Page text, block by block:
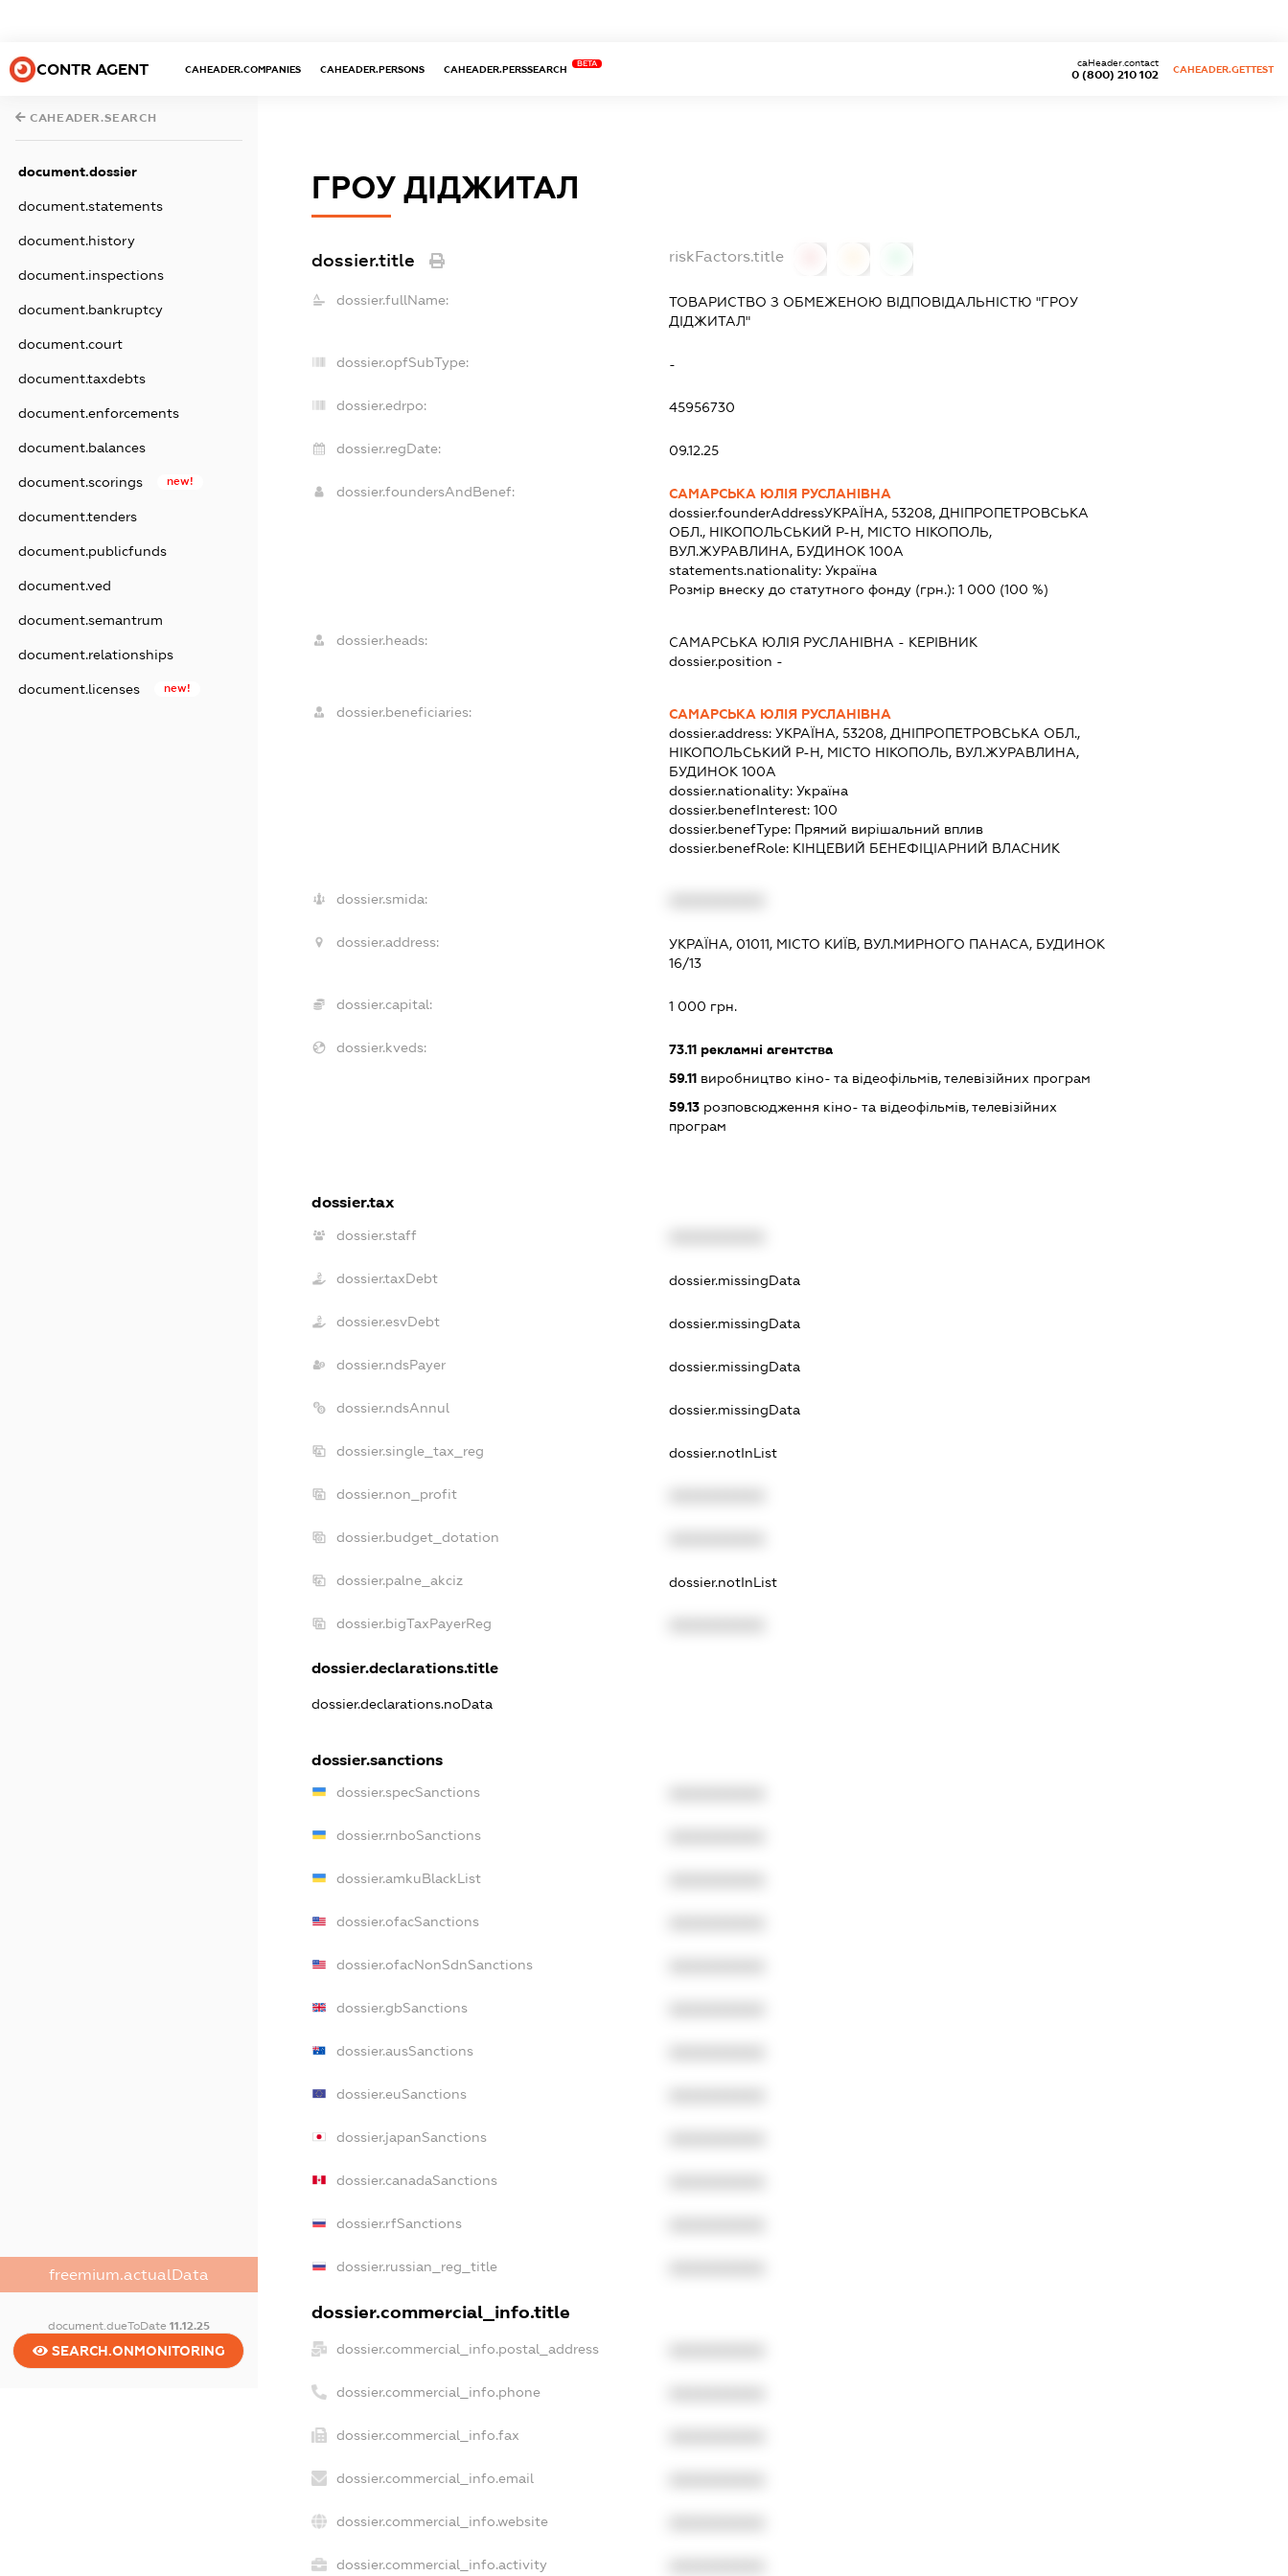
CONTR AGENT CAHEADER.COMPANIES CAHEADER.PERSONS CAHEADER.PERSSEARCH
BETA
0 (800) 210 102
caHeader.contact
CAHEADER.GETTEST
CAHEADER.SEARCH
document.dossier
document.statements
document.history
document.inspections
document.bankruptcy
document.court
document.taxdebts
document.enforcements
document.balances
document.scorings new!
document.tenders
document.publicfunds
document.ved
document.semantrum
document.relationships
document.licenses new!
freemium.actualData
document.dueToDate 11.12.25
SEARCH.ONMONITORING
ГРОУ ДІДЖИТАЛ
dossier.title riskFactors.title
dossier.fullName:
ТОВАРИСТВО З ОБМЕЖЕНОЮ ВІДПОВІДАЛЬНІСТЮ "ГРОУ
ДІДЖИТАЛ"
dossier.opfSubType: -
dossier.edrpo: 45956730
dossier.regDate: 09.12.25
dossier.foundersAndBenef:
САМАРСЬКА ЮЛІЯ РУСЛАНІВНА
dossier.founderAddressУКРАЇНА, 53208, ДНІПРОПЕТРОВСЬКА
ОБЛ., НІКОПОЛЬСЬКИЙ Р-Н, МІСТО НІКОПОЛЬ,
ВУЛ.ЖУРАВЛИНА, БУДИНОК 100А
statements.nationality: Україна
Розмір внеску до статутного фонду (грн.): 1 000 (100 %)
dossier.heads: САМАРСЬКА ЮЛІЯ РУСЛАНІВНА - КЕРІВНИК
dossier.position -
dossier.beneficiaries:
САМАРСЬКА ЮЛІЯ РУСЛАНІВНА
dossier.address: УКРАЇНА, 53208, ДНІПРОПЕТРОВСЬКА ОБЛ.,
НІКОПОЛЬСЬКИЙ Р-Н, МІСТО НІКОПОЛЬ, ВУЛ.ЖУРАВЛИНА,
БУДИНОК 100А
dossier.nationality: Україна
dossier.benefInterest: 100
dossier.benefType: Прямий вирішальний вплив
dossier.benefRole: КІНЦЕВИЙ БЕНЕФІЦІАРНИЙ ВЛАСНИК
dossier.smida:
dossier.address:
УКРАЇНА, 01011, МІСТО КИЇВ, ВУЛ.МИРНОГО ПАНАСА, БУДИНОК
16/13
dossier.capital: 1 000 грн.
dossier.kveds: 73.11рекламні агентства
59.11виробництво кіно- та відеофільмів, телевізійних програм
59.13розповсюдження кіно- та відеофільмів, телевізійних
програм
dossier.tax
dossier.staff
dossier.taxDebt dossier.missingData
dossier.esvDebt dossier.missingData
dossier.ndsPayer dossier.missingData
dossier.ndsAnnul dossier.missingData
dossier.single_tax_reg dossier.notInList
dossier.non_profit
dossier.budget_dotation
dossier.palne_akciz dossier.notInList
dossier.bigTaxPayerReg
dossier.declarations.title
dossier.declarations.noData
dossier.sanctions
dossier.specSanctions
dossier.rnboSanctions
dossier.amkuBlackList
dossier.ofacSanctions
dossier.ofacNonSdnSanctions
dossier.gbSanctions
dossier.ausSanctions
dossier.euSanctions
dossier.japanSanctions
dossier.canadaSanctions
dossier.rfSanctions
dossier.russian_reg_title
dossier.commercial_info.title
dossier.commercial_info.postal_address
dossier.commercial_info.phone
dossier.commercial_info.fax
dossier.commercial_info.email
dossier.commercial_info.website
dossier.commercial_info.activity